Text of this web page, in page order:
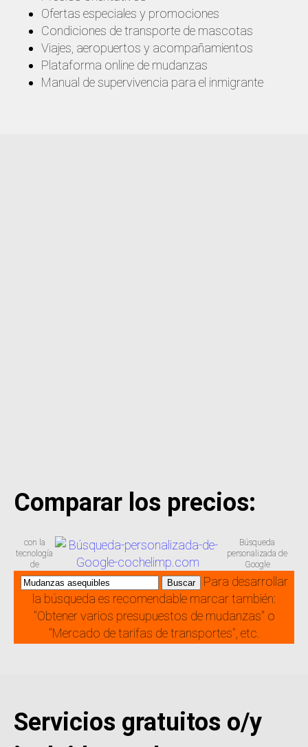
Ofertas especiales y promociones
Condiciones de transporte de mascotas
Viajes, aeropuertos y acompañamientos
Plataforma online de mudanzas
Manual de supervivencia para el inmigrante
Comparar los precios:
con la
tecnología
de
Búsqueda
personalizada de
Google
Para desarrollar
la búsqueda es recomendable marcar también:
"Obtener varios presupuestos de mudanzas" o
"Mercado de tarifas de transportes", etc.
Servicios gratuitos o/y